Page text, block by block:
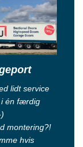
lidt service
i én færdig
montering?!
hvis